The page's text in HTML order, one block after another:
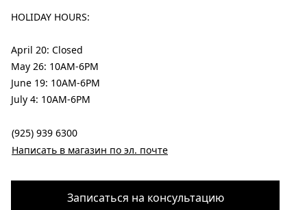
HOLIDAY HOURS:
April 20: Closed
May 26: 10AM-6PM
June 19: 10AM-6PM
July 4: 10AM-6PM
(925) 939 6300
Написать в магазин по эл. почте
Записаться на консультацию